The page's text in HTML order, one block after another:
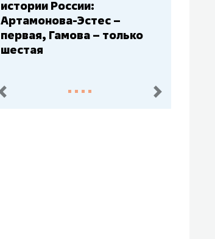
– главный мажор, «Ак
Барс» – второй, «Салават
Юлаев» – середняк
пред. след.